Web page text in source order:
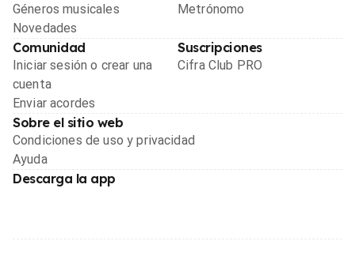
Géneros musicales
Novedades
Metrónomo
Comunidad
Iniciar sesión o crear una
cuenta
Enviar acordes
Suscripciones
Cifra Club PRO
Sobre el sitio web
Condiciones de uso y privacidad
Ayuda
Descarga la app